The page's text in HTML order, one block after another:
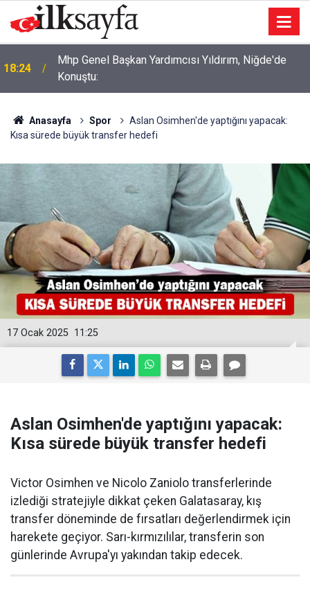
18:24
Mhp Genel Başkan Yardımcısı Yıldırım, Niğde'de
Konuştu:
Anasayfa Spor
Aslan Osimhen'de yaptığını yapacak:
Kısa sürede büyük transfer hedefi
11:25
17 Ocak 2025
Aslan Osimhen'de yaptığını yapacak:
Kısa sürede büyük transfer hedefi
Victor Osimhen ve Nicolo Zaniolo transferlerinde
izlediği stratejiyle dikkat çeken Galatasaray, kış
transfer döneminde de fırsatları değerlendirmek için
harekete geçiyor. Sarı-kırmızılılar, transferin son
günlerinde Avrupa'yı yakından takip edecek.